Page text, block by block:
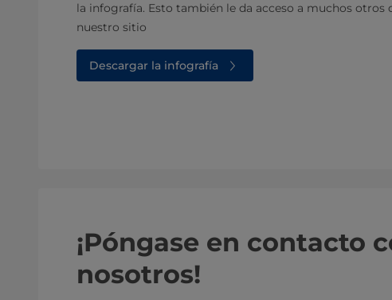
la infografía. Esto también le da acceso a muchos otros
nuestro sitio
Descargar la infografía
¡Póngase en contacto
nosotros!